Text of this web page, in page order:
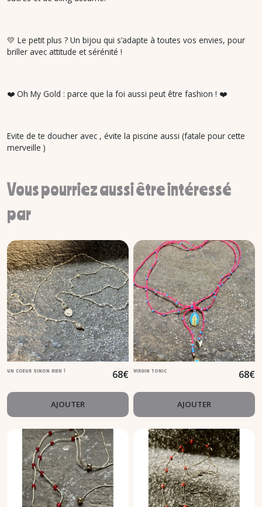
💛 Le petit plus ? Un bijou qui s’adapte à toutes vos envies, pour
briller avec attitude et sérénité !
❤️ Oh My Gold : parce que la foi aussi peut être fashion ! ❤️
Evite de te doucher avec , évite la piscine aussi (fatale pour cette
merveille )
Vous pourriez aussi être intéressé
par
UN COEUR SINON RIEN ! 68€
AJOUTER
VIRGIN TONIC 68€
AJOUTER